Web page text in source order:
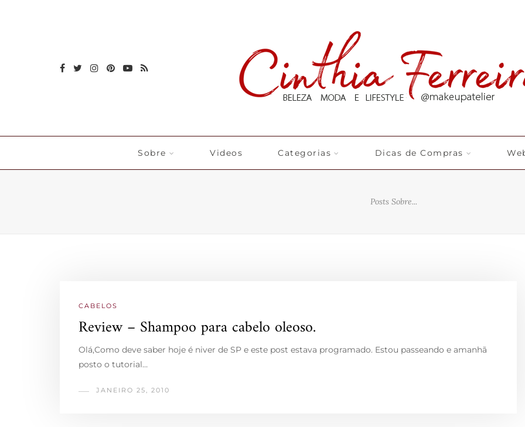
Sobre Videos Categorias Dicas de Compras
Posts Sobre...
CABELOS
Review – Shampoo para cabelo oleoso.
Olá,Como deve saber hoje é niver de SP e este post estava programado. Estou passeando e amanhã
posto o tutorial…
JANEIRO 25, 2010